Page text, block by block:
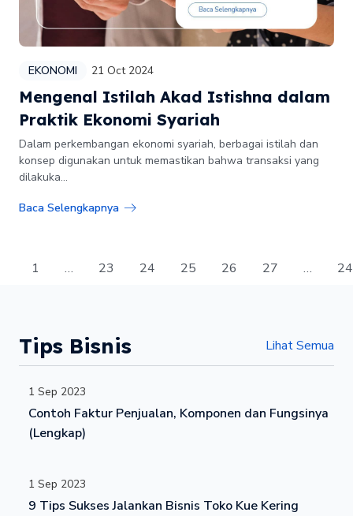
EKONOMI 21 Oct 2024
Mengenal Istilah Akad Istishna dalam
Praktik Ekonomi Syariah
Dalam perkembangan ekonomi syariah, berbagai istilah dan
konsep digunakan untuk memastikan bahwa transaksi yang
dilakuka...
Baca Selengkapnya
1 … 23 24 25 26 27 …
Tips Bisnis Lihat Semua
1 Sep 2023
Contoh Faktur Penjualan, Komponen dan Fungsinya
(Lengkap)
1 Sep 2023
9 Tips Sukses Jalankan Bisnis Toko Kue Kering